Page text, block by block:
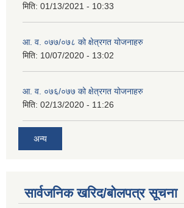
मिति: 01/13/2021 - 10:33
आ. व. ०७७/०७८ को क्षेत्रगत योजनाहरु
मिति: 10/07/2020 - 13:02
आ. व. ०७६/०७७ को क्षेत्रगत योजनाहरु
मिति: 02/13/2020 - 11:26
अन्य
सार्वजनिक खरिद/बोलपत्र सूचना